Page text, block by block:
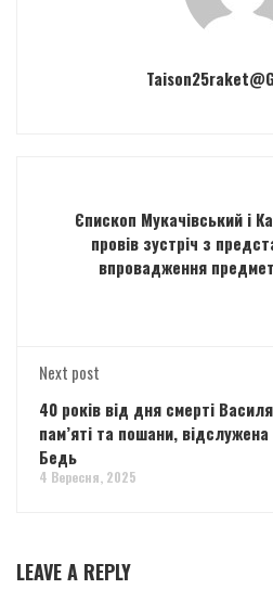
Єпископ Мукачівський і
провів зустріч з
впровадження
Next post
40 років від дня смерті
пам’яті та пошани,
Бедь
4 Вересня, 2025
LEAVE A REPLY